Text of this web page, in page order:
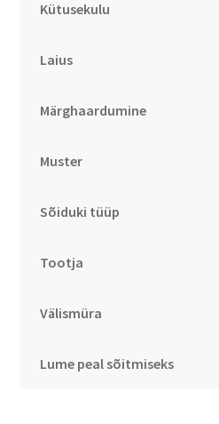
Kütusekulu
Laius
Märghaardumine
Muster
Sõiduki tüüp
Tootja
Välismüra
Lume peal sõitmiseks